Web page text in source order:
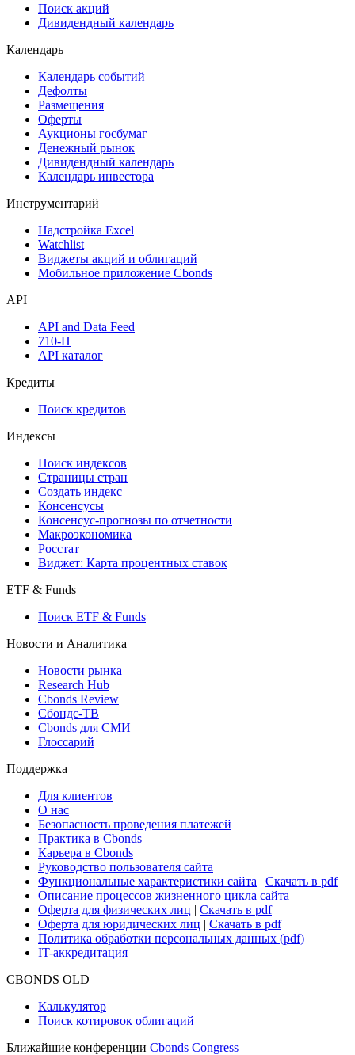
Поиск акций
Дивидендный календарь
Календарь
Календарь событий
Дефолты
Размещения
Оферты
Аукционы госбумаг
Денежный рынок
Дивидендный календарь
Календарь инвестора
Инструментарий
Надстройка Excel
Watchlist
Виджеты акций и облигаций
Мобильное приложение Cbonds
API
API and Data Feed
710-П
API каталог
Кредиты
Поиск кредитов
Индексы
Поиск индексов
Страницы стран
Создать индекс
Консенсусы
Консенсус-прогнозы по отчетности
Макроэкономика
Росстат
Виджет: Карта процентных ставок
ETF & Funds
Поиск ETF & Funds
Новости и Аналитика
Новости рынка
Research Hub
Cbonds Review
Сбондс-ТВ
Cbonds для СМИ
Глоссарий
Поддержка
Для клиентов
О нас
Безопасность проведения платежей
Практика в Cbonds
Карьера в Cbonds
Руководство пользователя сайта
Функциональные характеристики сайта | Скачать в pdf
Описание процессов жизненного цикла сайта
Оферта для физических лиц | Скачать в pdf
Оферта для юридических лиц | Скачать в pdf
Политика обработки персональных данных (pdf)
IT-аккредитация
CBONDS OLD
Калькулятор
Поиск котировок облигаций
Ближайшие конференции Cbonds Congress